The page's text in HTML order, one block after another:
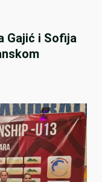
Gajić i Sofija